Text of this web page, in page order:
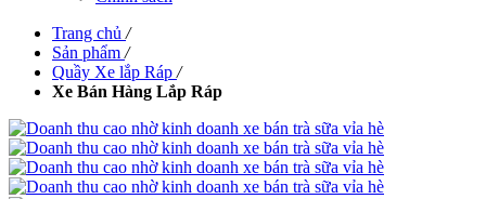
Trang chủ /
Sản phẩm /
Quầy Xe lắp Ráp /
Xe Bán Hàng Lắp Ráp